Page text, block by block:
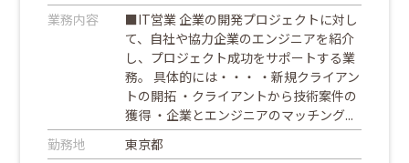
業務内容
■IT営業 企業の開発プロジェクトに対し
て、自社や協力企業のエンジニアを紹介
し、プロジェクト成功をサポートする業
務。 具体的には・・・ ・新規クライアン
トの開拓 ・クライアントから技術案件の
獲得 ・企業とエンジニアのマッチング...
勤務地
東京都